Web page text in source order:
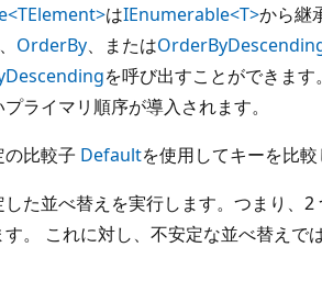
はIEnumerable<T>から継
、 OrderBy、または
を呼び出すことができま
ライマリ順序が導入されます。
比較子 Defaultを使用してキーを比較
た並べ替えを実行します。つまり、
。 これに対し、不安定な並べ替えで